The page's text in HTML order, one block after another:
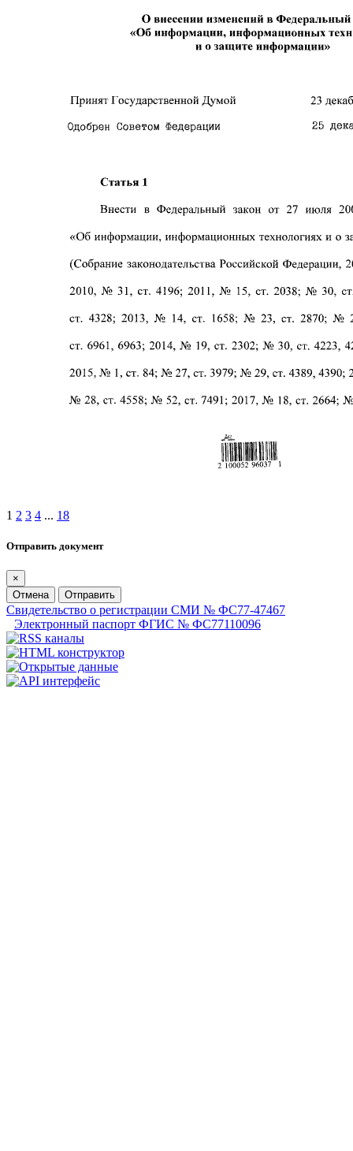
1 2 3 4 ... 18
Отправить документ
×
Отмена
Отправить
Свидетельство о регистрации СМИ № ФС77-47467
Электронный паспорт ФГИС № ФС77110096